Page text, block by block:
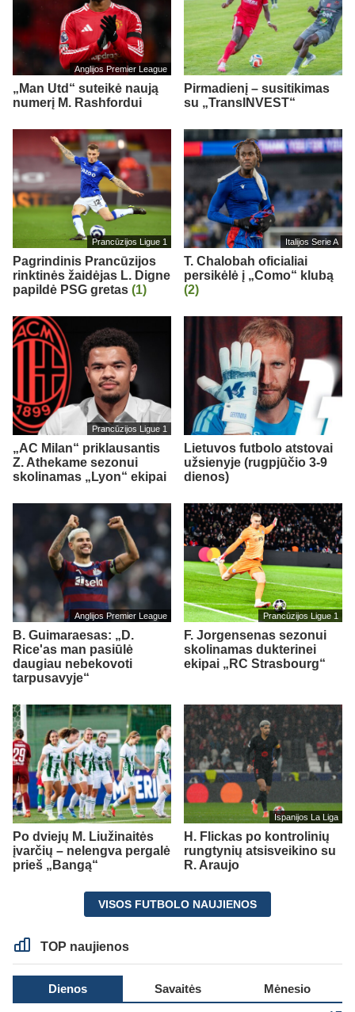
Anglijos Premier League
„Man Utd“ suteikė naują
numerį M. Rashfordui
Pirmadienį – susitikimas
su „TransINVEST“
Prancūzijos Ligue 1
Pagrindinis Prancūzijos
rinktinės žaidėjas L. Digne
papildė PSG gretas (1)
Italijos Serie A
T. Chalobah oficialiai
persikėlė į „Como“ klubą
(2)
Prancūzijos Ligue 1
„AC Milan“ priklausantis
Z. Athekame sezonui
skolinamas „Lyon“ ekipai
Lietuvos futbolo atstovai
užsienyje (rugpjūčio 3-9
dienos)
Anglijos Premier League
B. Guimaraesas: „D.
Rice'as man pasiūlė
daugiau nebekovoti
tarpusavyje“
Prancūzijos Ligue 1
F. Jorgensenas sezonui
skolinamas dukterinei
ekipai „RC Strasbourg“
Po dviejų M. Liužinaitės
įvarčių – nelengva pergalė
prieš „Bangą“
Ispanijos La Liga
H. Flickas po kontrolinių
rungtynių atsisveikino su
R. Araujo
VISOS FUTBOLO NAUJIENOS
TOP naujienos
Dienos Savaitės Mėnesio